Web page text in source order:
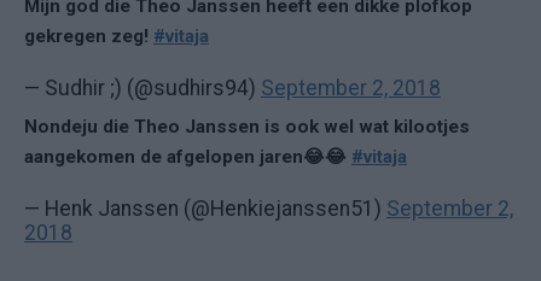
Mijn god die Theo Janssen heeft een dikke plofkop
gekregen zeg! #vitaja
— Sudhir ;) (@sudhirs94) September 2, 2018
Nondeju die Theo Janssen is ook wel wat kilootjes
aangekomen de afgelopen jaren😂😂 #vitaja
— Henk Janssen (@Henkiejanssen51) September 2,
2018